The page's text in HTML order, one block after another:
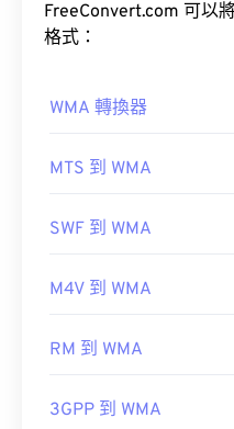
MP4 檔案會在作業系統
只需雙擊該文件即可開
啟。在 Mac 系統中，
在某些裝置上，尤其是
器，因此，當檔案無法
容。
開發者： 運動影像專家
Pro、WMA Voice。
Windows Media
如何開啟WMA
Player支援WMA文件，
他播放器和程式也支援
其他可以開啟 WMA 檔
FreeConvert.com 可以將
格式：
WMA 轉換器
MTS 到 WMA
SWF 到 WMA
M4V 到 WMA
RM 到 WMA
3GPP 到 WMA